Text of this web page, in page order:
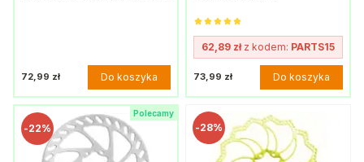
72,99 zł Do koszyka
62,89 złz kodem: PARTS15
73,99 zł Do koszyka
Polecamy
-22% -28%